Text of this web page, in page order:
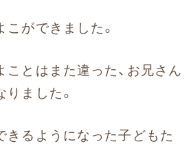
ができました。
とはまた違った、お兄さん
ました。
きるようになった子どもた